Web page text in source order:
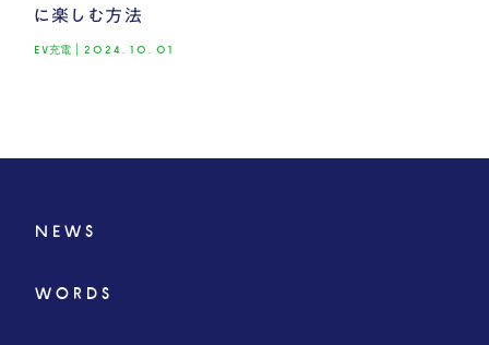
に楽しむ方法
EV充電 2024.10.01
NEWS
WORDS